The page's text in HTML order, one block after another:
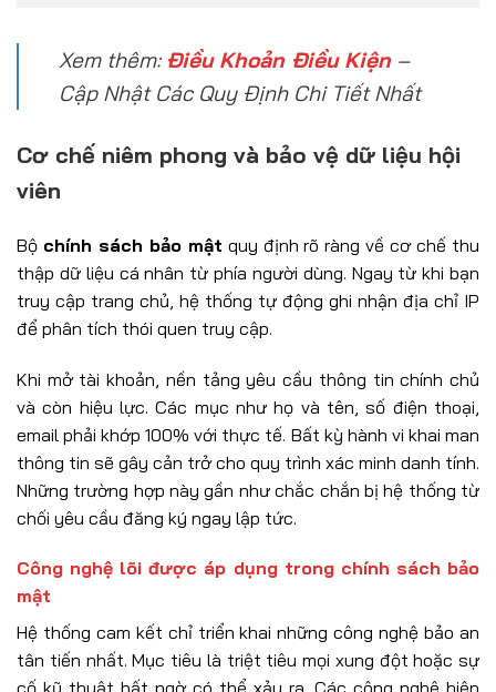
Xem thêm: Điều Khoản Điều Kiện–
Cập Nhật Các Quy Định Chi Tiết Nhất
Cơ chế niêm phong và bảo vệ dữ liệu hội
viên
Bộ chính sách bảo mật quy định rõ ràng về cơ chế thu
thập dữ liệu cá nhân từ phía người dùng. Ngay từ khi bạn
truy cập trang chủ, hệ thống tự động ghi nhận địa chỉ IP
để phân tích thói quen truy cập.
Khi mở tài khoản, nền tảng yêu cầu thông tin chính chủ
và còn hiệu lực. Các mục như họ và tên, số điện thoại,
email phải khớp 100% với thực tế. Bất kỳ hành vi khai man
thông tin sẽ gây cản trở cho quy trình xác minh danh tính.
Những trường hợp này gần như chắc chắn bị hệ thống từ
chối yêu cầu đăng ký ngay lập tức.
Công nghệ lõi được áp dụng trong chính sách bảo
mật
Hệ thống cam kết chỉ triển khai những công nghệ bảo an
tân tiến nhất. Mục tiêu là triệt tiêu mọi xung đột hoặc sự